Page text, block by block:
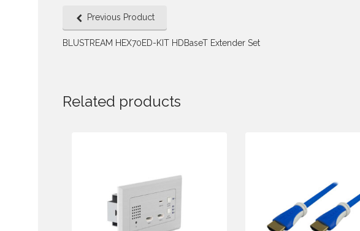
Previous Product
BLUSTREAM HEX70ED-KIT HDBaseT Extender Set
Related products